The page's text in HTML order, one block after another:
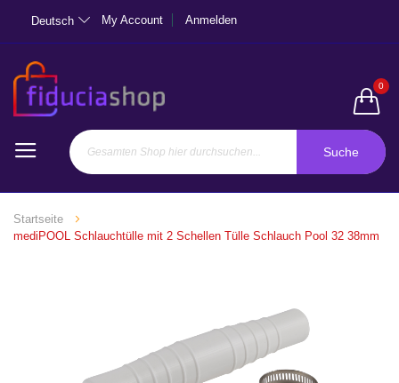
Deutsch My Account Anmelden
0
Suche
Startseite
mediPOOL Schlauchtülle mit 2 Schellen Tülle Schlauch Pool 32 38mm